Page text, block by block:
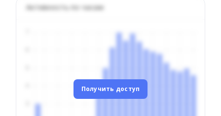
Активность по часам
Получить доступ